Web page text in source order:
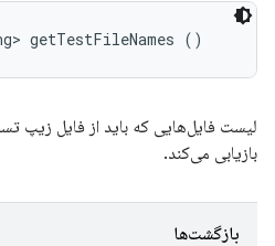
getTestFileNames ()
لیست فایل‌هایی که باید از فایل زیپ
بازیابی می‌کند.
بازگشت‌ها